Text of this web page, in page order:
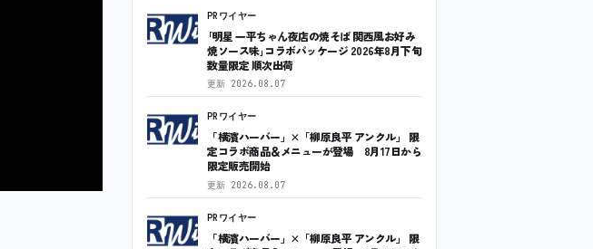
PRワイヤー
｢明星 一平ちゃん夜店の焼そば 関西風お好み
焼ソース味｣コラボパッケージ 2026年8月下旬
数量限定 順次出荷
更新 2026.08.07
PRワイヤー
「横濱ハーバー」×「柳原良平 アンクル」 限
定コラボ商品＆メニューが登場 8月17日から
限定販売開始
更新 2026.08.07
PRワイヤー
「横濱ハーバー」×「柳原良平 アンクル」 限